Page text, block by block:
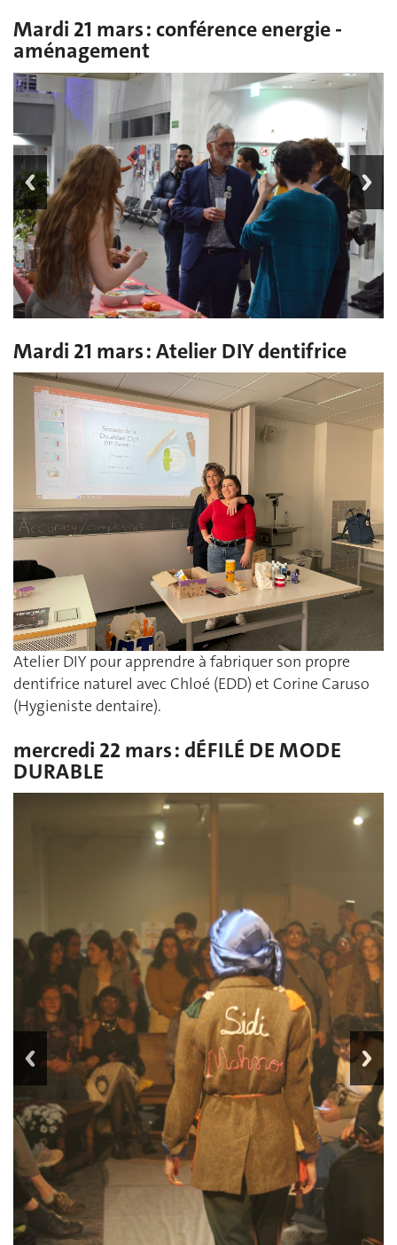
Mardi 21 mars : conférence energie -
aménagement
Mardi 21 mars : Atelier DIY dentifrice
Atelier DIY pour apprendre à fabriquer son propre
dentifrice naturel avec Chloé (EDD) et Corine Caruso
(Hygieniste dentaire).
mercredi 22 mars : dÉFILÉ DE MODE
DURABLE